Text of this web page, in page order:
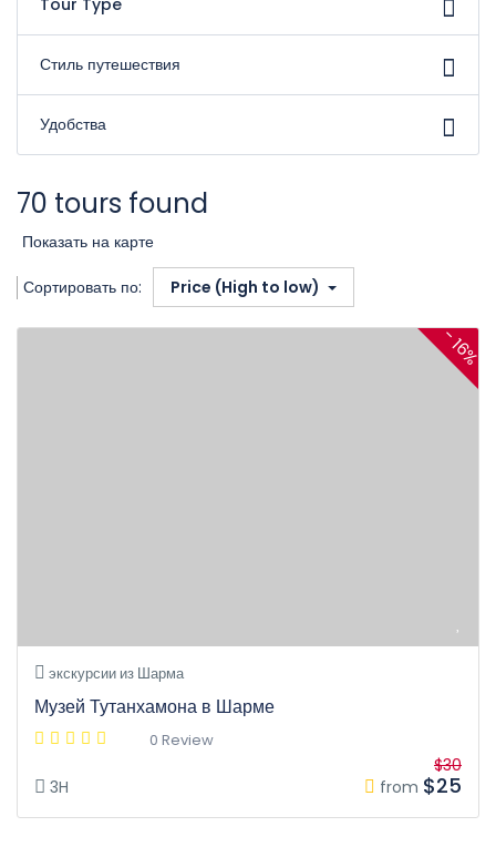
Tour Type
Стиль путешествия
Удобства
70 tours found
Показать на карте
Сортировать по: Price (High to low)
- 16%
экскурсии из Шарма
Музей Тутанхамона в Шарме
0 Review
3H from
$30
$25